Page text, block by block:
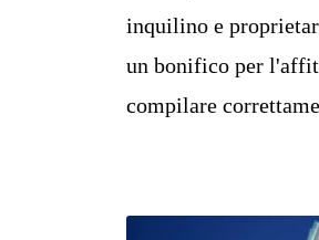
inquilino e
un bonifico per
compilare